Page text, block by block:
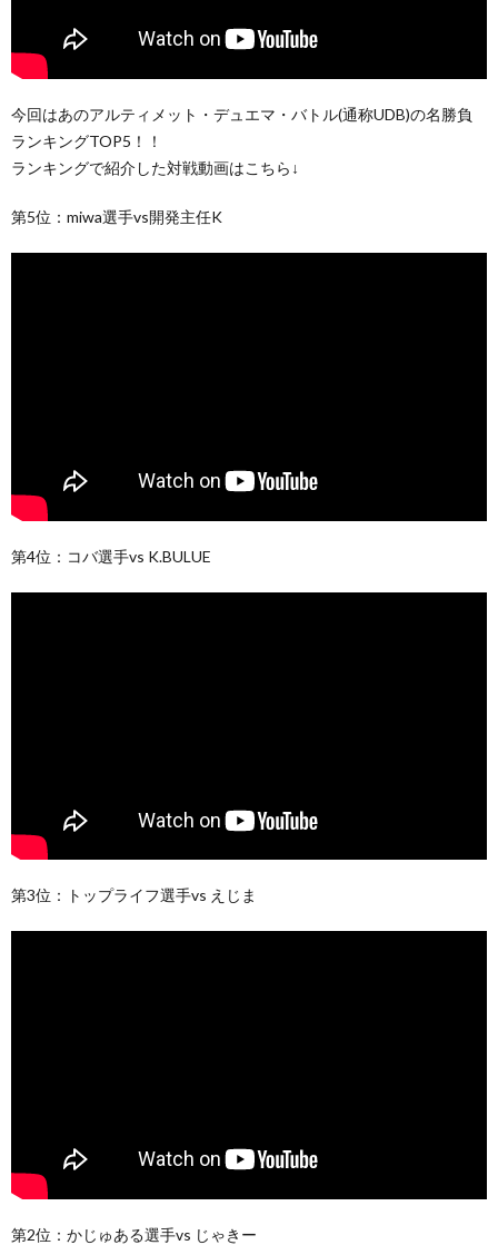
今回はあのアルティメット・デュエマ・バトル(通称UDB)の名勝負
ランキングTOP5！！
ランキングで紹介した対戦動画はこちら↓
第5位：miwa選手vs開発主任K
第4位：コバ選手vs K.BULUE
第3位：トップライフ選手vs えじま
第2位：かじゅある選手vs じゃきー